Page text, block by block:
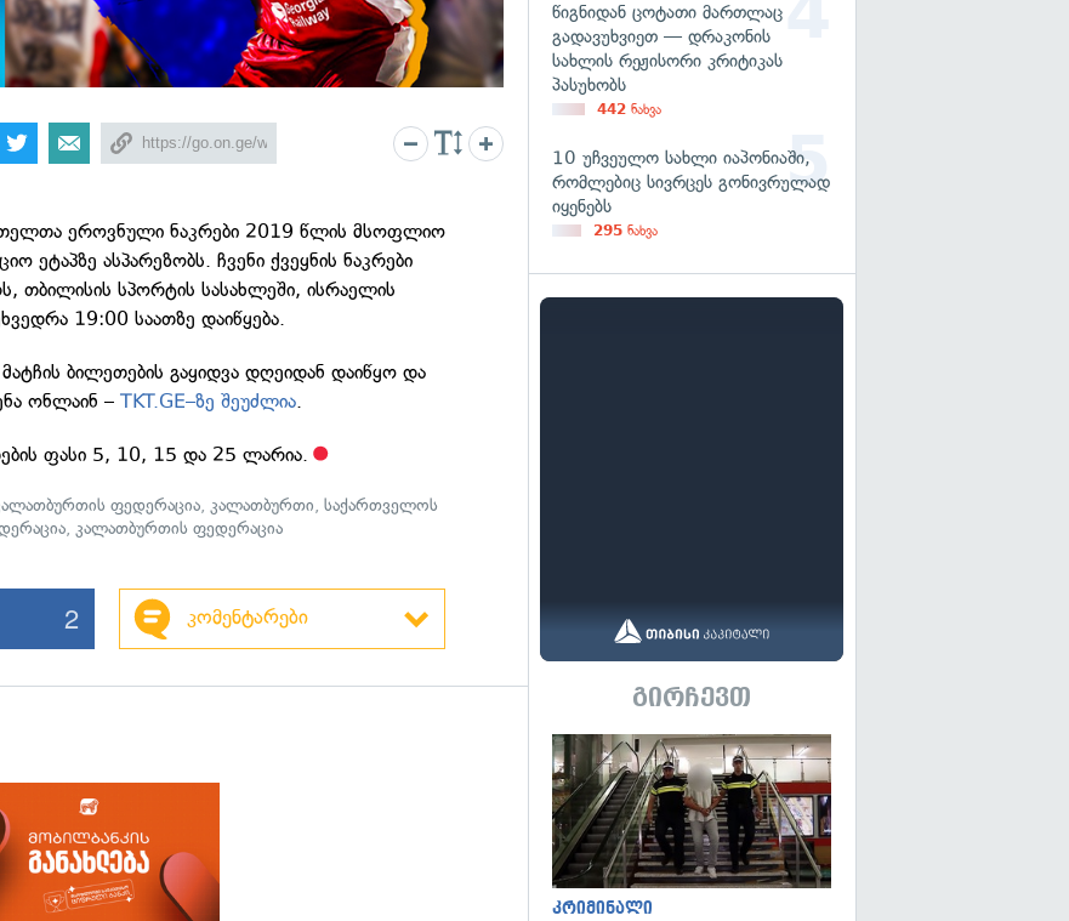
ეროვნული ნაკრები 2019 წლის მსოფლიო
ეტაპზე ასპარეზობს. ჩვენი ქვეყნის ნაკრები
თბილისის სპორტის სასახლეში, ისრაელის
19:00 საათზე დაიწყება.
ბილეთების გაყიდვა დღეიდან დაიწყო და
ონლაინ –TKT.GE–ზე შეუძლია.
ფასი 5, 10, 15 და 25 ლარია.
ფედერაცია,კალათბურთი,საქართველოს
,კალათბურთის ფედერაცია
2 კომენტარები
წიგნიდან ცოტათი მართლაც
გადავუხვიეთ — დრაკონის
სახლის რეჟისორი კრიტიკას
პასუხობს
442 ნახვა
10 უჩვეულო სახლი იაპონიაში,
რომლებიც სივრცეს გონივრულად
იყენებს
295 ნახვა
გირჩევთ
კრიმინალი